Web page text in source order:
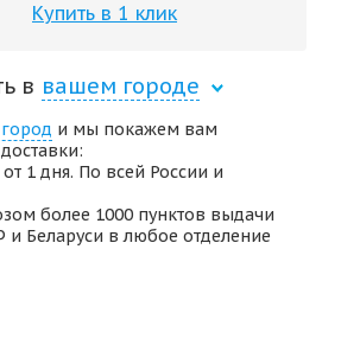
Купить в 1 клик
в вашем городе
и мы покажем вам
1 дня. По всей России и
более 1000 пунктов выдачи
и Беларуси в любое отделение